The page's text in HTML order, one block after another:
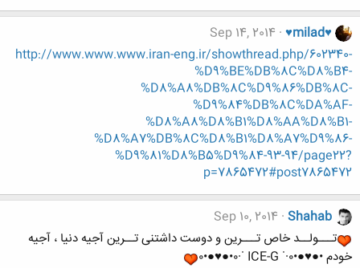
♥milad♥
Sep 14, 2014
http://www.www.www.iran-eng.ir/showthread.php/602340-
%D9%BE%DB%8C%D8%B4-
%D8%A8%DB%8C%D9%86%DB%8C-
%D9%84%DB%8C%DA%AF-
%D8%A8%D8%B1%D8%AA%D8%B1-
%D8%A7%DB%8C%D8%B1%D8%A7%D9%86-
%D9%81%D8%B5%D9%84-93-94/page22?
p=7865472#post7865472
Shahab
Sep 10, 2014
تـــولــد خاص تـــرین و دوست داشتنی تــرین آجیه دنیا ، آجیه
خودم •●♥●•٠·˙ ICE-G ˙·٠•●♥●•٠